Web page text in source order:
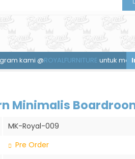
ROYALFURNITUREuntuk mendapatkan
Minimalis
MK-Royal-009
Pre Order